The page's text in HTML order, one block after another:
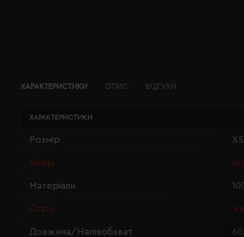
ХАРАКТЕРИСТИКИ ОПИС ВІДГУКИ
ХАРАКТЕРИСТИКИ
Розмір XS
Колір
Матеріали
Стать
Довжина/Напівобхват